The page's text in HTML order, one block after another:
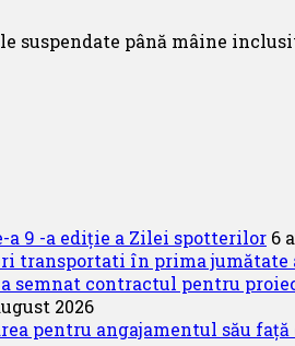
suspendate până mâine
a 9 -a ediție a Zilei spotterilor 6
transportati în prima jumătate
semnat contractul pentru
2026
pentru angajamentul său